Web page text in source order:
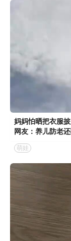
妈妈怕晒把衣服
网友：养儿防老
萌娃